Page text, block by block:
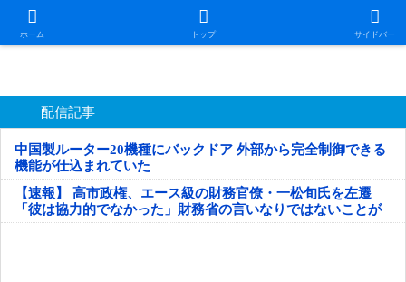
ホーム トップ サイドバー
日本第一！ニュース録
配信記事
中国製ルーター20機種にバックドア 外部から完全制御できる
機能が仕込まれていた
【速報】 高市政権、エース級の財務官僚・一松旬氏を左遷
「彼は協力的でなかった」財務省の言いなりではないことが
判明